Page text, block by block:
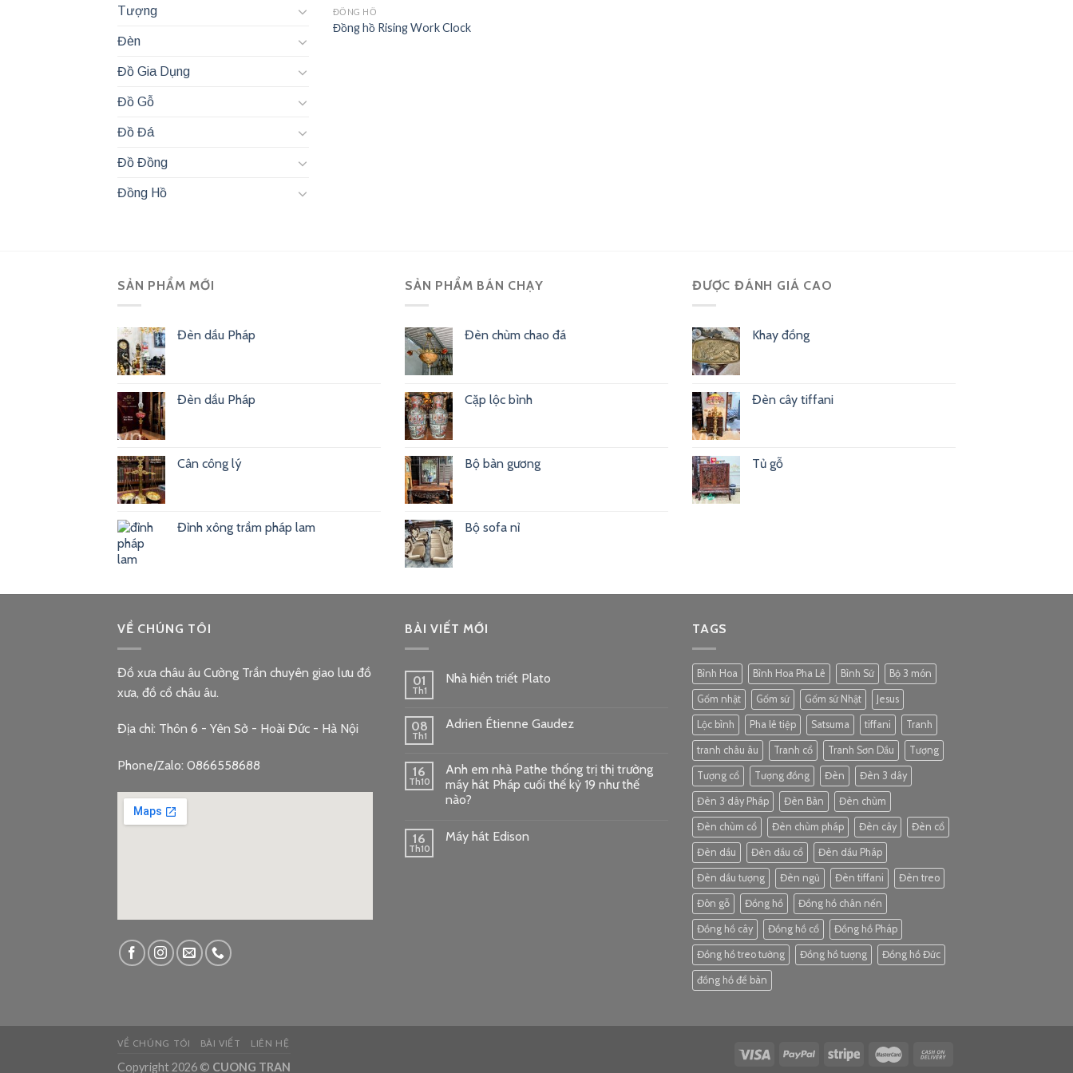
Tượng
Đèn
Đồ Gia Dụng
Đồ Gỗ
Đồ Đá
Đồ Đồng
Đồng Hồ
ĐỒNG HỒ
Đồng hồ Rising Work Clock
SẢN PHẨM MỚI
Đèn dầu Pháp
Đèn dầu Pháp
Cân công lý
Đỉnh xông trầm pháp lam
SẢN PHẨM BÁN CHẠY
Đèn chùm chao đá
Cặp lộc bình
Bộ bàn gương
Bộ sofa nỉ
ĐƯỢC ĐÁNH GIÁ CAO
Khay đồng
Đèn cây tiffani
Tủ gỗ
VỀ CHÚNG TÔI
Đồ xưa châu âu Cường Trần chuyên giao lưu đồ
xưa, đồ cổ châu âu.
Địa chỉ: Thôn 6 - Yên Sở - Hoài Đức - Hà Nội
Phone/Zalo: 0866558688
BÀI VIẾT MỚI
01
Th1
Nhà hiền triết Plato
08
Th1
Adrien Étienne Gaudez
16
Th10
Anh em nhà Pathe thống trị thị trường
máy hát Pháp cuối thế kỷ 19 như thế
nào?
16
Th10
Máy hát Edison
TAGS
Bình Hoa Bình Hoa Pha Lê Bình Sứ Bộ 3 món
Gốm nhật Gốm sứ Gốm sứ Nhật Jesus
Lộc bình Pha lê tiệp Satsuma tiffani Tranh
tranh châu âu Tranh cổ Tranh Sơn Dầu Tượng
Tượng cổ Tượng đồng Đèn Đèn 3 dây
Đèn 3 dây Pháp Đèn Bàn Đèn chùm
Đèn chùm cổ Đèn chùm pháp Đèn cây Đèn cổ
Đèn dầu Đèn dầu cổ Đèn dầu Pháp
Đèn dầu tượng Đèn ngủ Đèn tiffani Đèn treo
Đôn gỗ Đồng hồ Đồng hồ chân nến
Đồng hồ cây Đồng hồ cổ Đồng hồ Pháp
Đồng hồ treo tường Đồng hồ tượng Đồng hồ Đức
đồng hồ để bàn
VỀ CHÚNG TÔI BÀI VIẾT LIÊN HỆ
Copyright 2026 © CUONG TRAN